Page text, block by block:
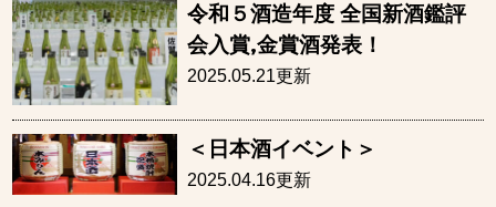
令和５酒造年度 全国新酒鑑評
会入賞,金賞酒発表！
2025.05.21更新
＜日本酒イベント＞
2025.04.16更新